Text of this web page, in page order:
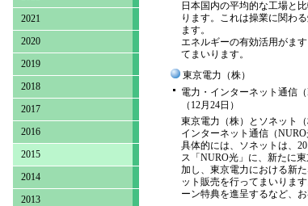
2021
2020
2019
2018
2017
2016
2015
2014
2013
日本国内の平均的な工場と
ります。これは操業に関わ
ます。
エネルギーの有効活用がま
てまいります。
東京電力（株）
電力・インターネット通信
（12月24日）
東京電力（株）とソネット
インターネット通信（
具体的には、ソネットは、
ス「NURO光」に、新たに
加し、東京電力における新
ット販売を行ってまいりま
ーン特典を進呈するなど、